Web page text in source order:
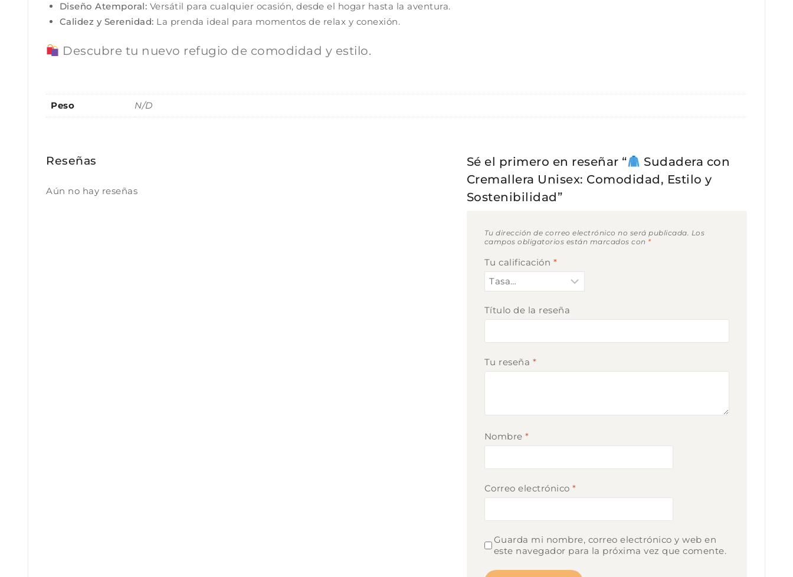
Diseño Atemporal: Versátil para cualquier ocasión, desde el hogar hasta la aventura.
Calidez y Serenidad: La prenda ideal para momentos de relax y conexión.
Descubre tu nuevo refugio de comodidad y estilo.
Peso N/D
Reseñas
Aún no hay reseñas
Sé el primero en reseñar “
Sudadera con
Cremallera Unisex: Comodidad, Estilo y
Sostenibilidad”
Tu dirección de correo electrónico no será publicada. Los
campos obligatorios están marcados con *
Tu calificación *
Título de la reseña
Tu reseña *
Nombre*
Correo electrónico*
Guarda mi nombre, correo electrónico y web en
este navegador para la próxima vez que comente.